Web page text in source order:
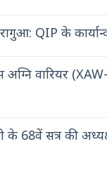
QIP के
वारियर
के 68वें सत्र की